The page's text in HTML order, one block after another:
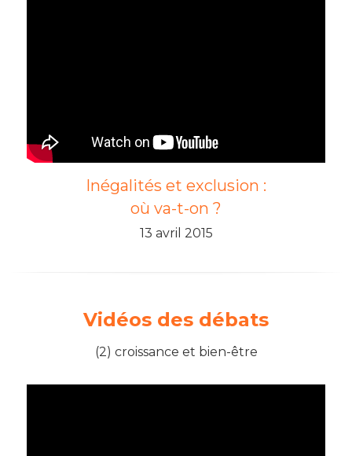
Inégalités et exclusion :
où va-t-on ?
13 avril 2015
Vidéos des débats
(2) croissance et bien-être